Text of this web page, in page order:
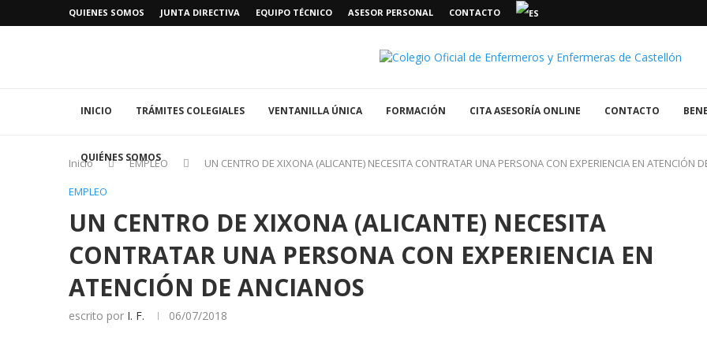
QUIENES SOMOS JUNTA DIRECTIVA EQUIPO TÉCNICO ASESOR PERSONAL CONTACTO
INICIO TRÁMITES COLEGIALES VENTANILLA ÚNICA FORMACIÓN CITA ASESORÍA ONLINE CONTACTO
QUIÉNES SOMOS
Inicio EMPLEO
UN CENTRO DE XIXONA (ALICANTE) NECESITA CONTRATAR UNA PERSONA CON EXPERIENCIA EN ATENCIÓN
EMPLEO
UN CENTRO DE XIXONA (ALICANTE) NECESITA
CONTRATAR UNA PERSONA CON EXPERIENCIA EN
ATENCIÓN DE ANCIANOS
escrito por I. F. 06/07/2018